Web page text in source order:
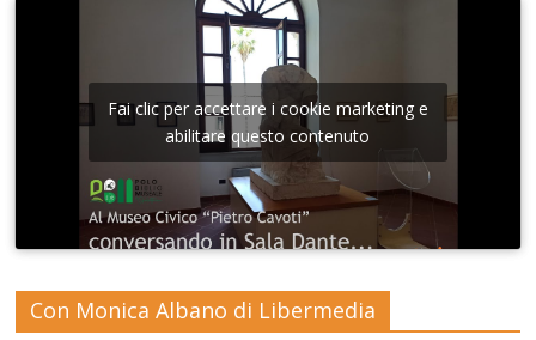
Fai clic per accettare i cookie marketing e
abilitare questo contenuto
Con Monica Albano di Libermedia